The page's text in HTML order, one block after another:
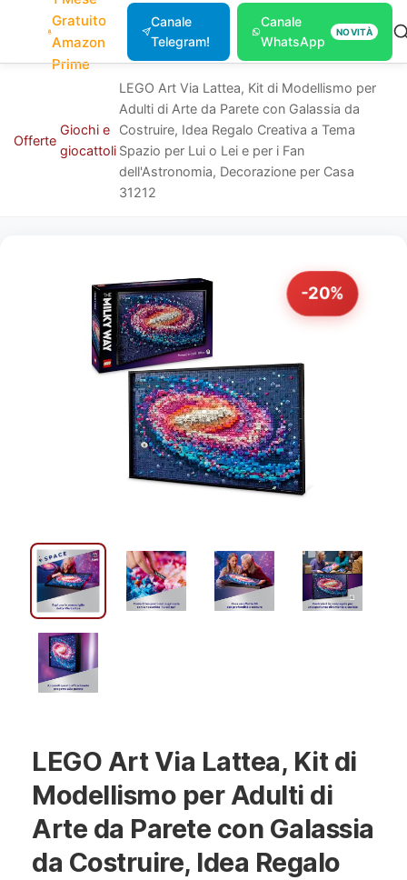
Gratuito
Amazon
Prime
Canale
Telegram!
Canale
WhatsApp
NOVITÀ
Offerte
Giochi e
giocattoli
LEGO Art Via Lattea, Kit di Modellismo per
Adulti di Arte da Parete con Galassia da
Costruire, Idea Regalo Creativa a Tema
Spazio per Lui o Lei e per i Fan
dell'Astronomia, Decorazione per Casa
31212
-20%
LEGO Art Via Lattea, Kit di
Modellismo per Adulti di
Arte da Parete con Galassia
da Costruire, Idea Regalo